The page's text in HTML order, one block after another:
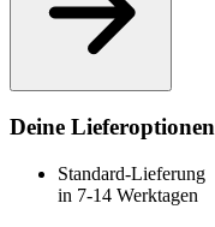
Deine Lieferoptionen
Standard-Lieferung
in 7-14 Werktagen